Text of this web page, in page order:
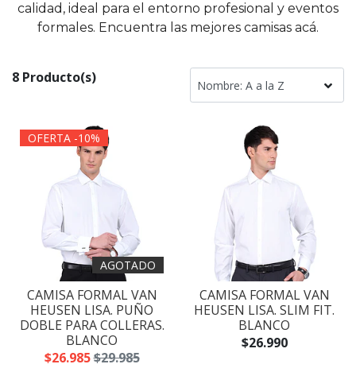
calidad, ideal para el entorno profesional y eventos
formales. Encuentra las mejores camisas acá.
8 Producto(s)
OFERTA -10%
AGOTADO
CAMISA FORMAL VAN
HEUSEN LISA. PUÑO
DOBLE PARA COLLERAS.
BLANCO
$26.985$29.985
CAMISA FORMAL VAN
HEUSEN LISA. SLIM FIT.
BLANCO
$26.990